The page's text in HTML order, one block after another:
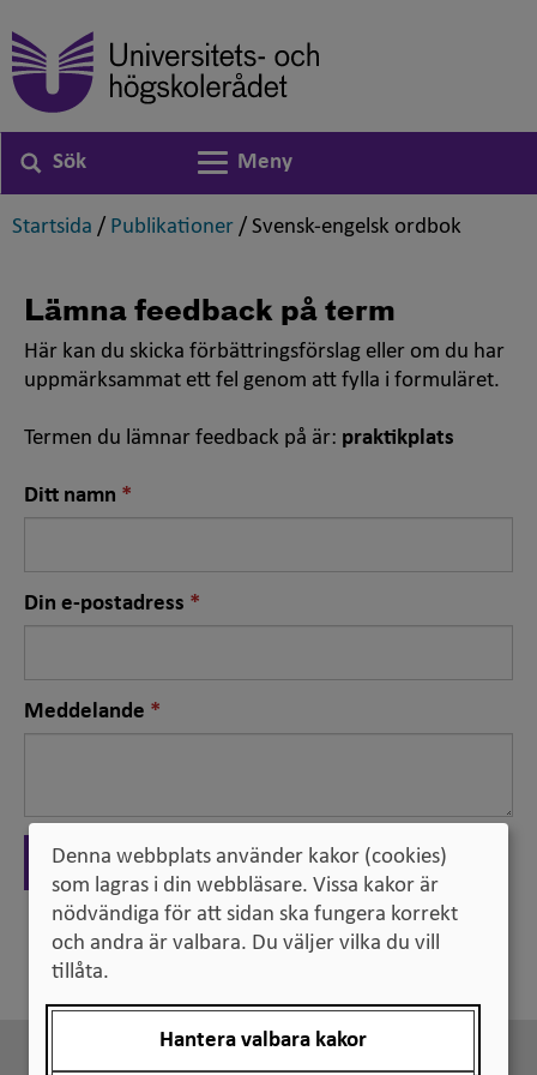
Sök
Växla navigering
Meny
Startsida ,
/ Publikationer ,
/ Svensk-engelsk ordbok
Lämna feedback på term
Här kan du skicka förbättringsförslag eller om du har
uppmärksammat ett fel genom att fylla i formuläret.
Termen du lämnar feedback på är: praktikplats
Ditt namn Nödvändigt
fält
Din e-postadress Nödvändigt
fält
Meddelande Nödvändigt
fält
Skicka
Tillbaka
Denna webbplats använder kakor (cookies)
som lagras i din webbläsare. Vissa kakor är
nödvändiga för att sidan ska fungera korrekt
och andra är valbara. Du väljer vilka du vill
tillåta.
Hantera valbara kakor